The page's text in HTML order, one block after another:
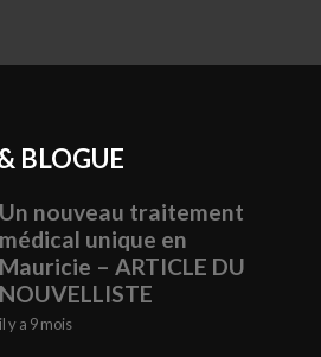
BLOGUE
Un nouveau traitement
médical unique en
Mauricie – ARTICLE DU
NOUVELLISTE
il y a 9 mois